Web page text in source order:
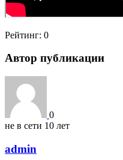
Рейтинг: 0
Автор публикации
0
не в сети 10 лет
admin